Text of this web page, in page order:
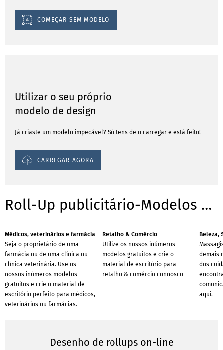
COMEÇAR SEM MODELO
Utilizar o seu próprio
modelo de design
Já criaste um modelo impecável? Só tens de o carregar e está feito!
CARREGAR AGORA
Roll-Up publicitário-Modelos para sucursais
Médicos, veterinários e farmácia
Seja o proprietário de uma
farmácia ou de uma clínica ou
clínica veterinária. Use os
nossos inúmeros modelos
gratuitos e crie o material de
escritório perfeito para médicos,
veterinários ou farmácias.
Retalho & Comércio
Utilize os nossos inúmeros
modelos gratuitos e crie o
material de escritório para
retalho & comércio connosco
Beleza,
demais
dos
aqui.
Desenho de rollups on-line